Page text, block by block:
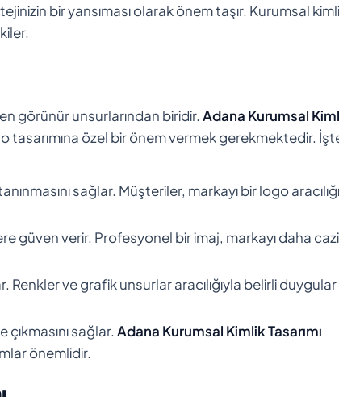
bir yansıması olarak önem taşır. Kurumsal
görünür unsurlarından biridir. Adana Kurumsal
tasarımına özel bir önem vermek gerekmektedir.
sağlar. Müşteriler, markayı bir logo
güven verir. Profesyonel bir imaj, markayı daha
ve grafik unsurlar aracılığıyla belirli duygular
sağlar. Adana Kurumsal Kimlik Tasarımı
önemlidir.